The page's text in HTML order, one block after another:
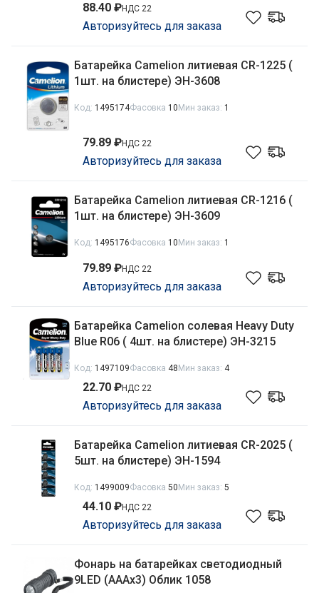
88.40 ₽НДС 22
Авторизуйтесь для заказа
Батарейка Camelion литиевая CR-1225 (
1шт. на блистере) ЭН-3608
Код: 1495174Фасовка 10 Мин заказ: 1
79.89 ₽НДС 22
Авторизуйтесь для заказа
Батарейка Camelion литиевая CR-1216 (
1шт. на блистере) ЭН-3609
Код: 1495176Фасовка 10Мин заказ: 1
79.89 ₽НДС 22
Авторизуйтесь для заказа
Батарейка Camelion солевая Heavy Duty
Blue R06 ( 4шт. на блистере) ЭН-3215
Код: 1497109Фасовка 48 Мин заказ: 4
22.70 ₽НДС 22
Авторизуйтесь для заказа
Батарейка Camelion литиевая CR-2025 (
5шт. на блистере) ЭН-1594
Код: 1499009Фасовка 50 Мин заказ: 5
44.10 ₽НДС 22
Авторизуйтесь для заказа
Фонарь на батарейках светодиодный
9LED (АААх3) Облик 1058